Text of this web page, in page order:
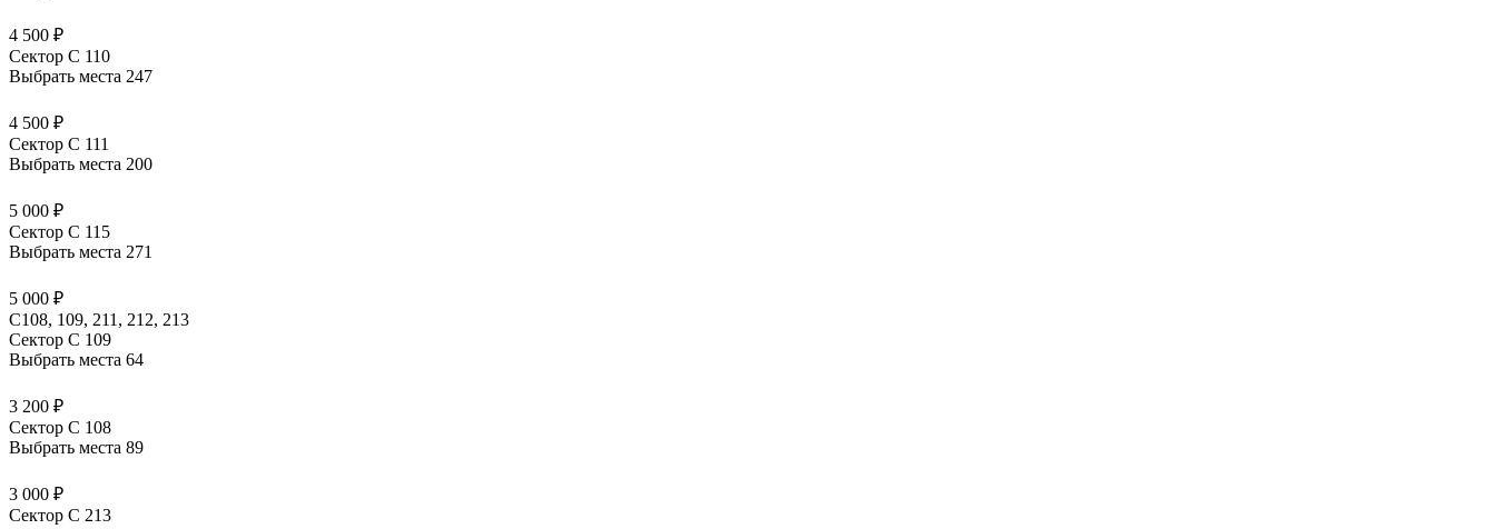
4 500 ₽
Сектор C 110
Выбрать места 247
4 500 ₽
Сектор C 111
Выбрать места 200
5 000 ₽
Сектор C 115
Выбрать места 271
5 000 ₽
С108, 109, 211, 212, 213
Сектор C 109
Выбрать места 64
3 200 ₽
Сектор C 108
Выбрать места 89
3 000 ₽
Сектор C 213